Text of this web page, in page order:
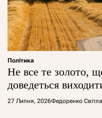
Політика
Не все те золото,
доведеться
27 Липня, 2026Федоренко